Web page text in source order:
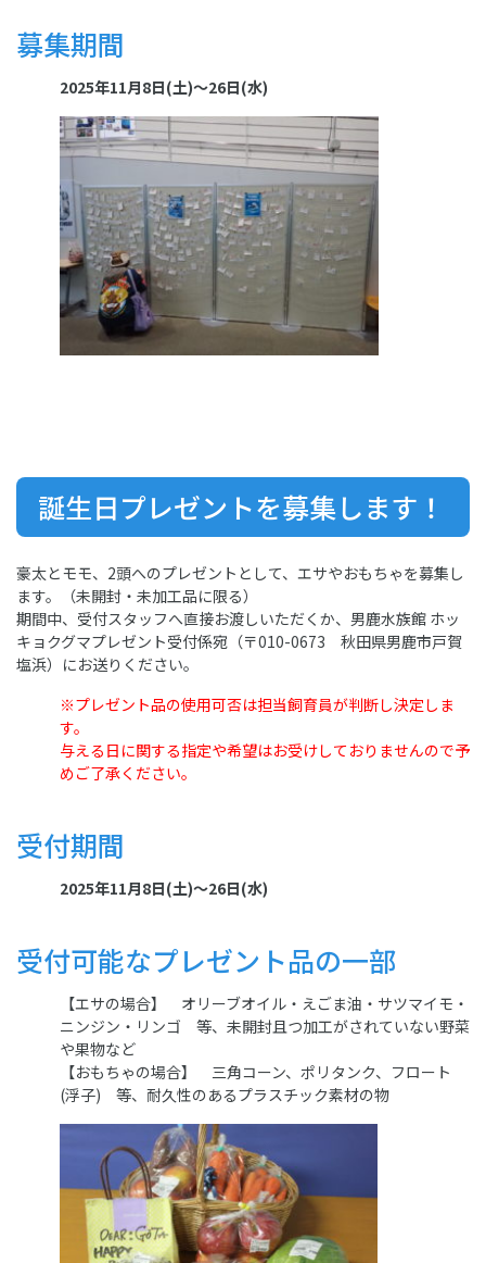
募集期間
2025年11月8日(土)～26日(水)
誕生日プレゼントを募集します！
豪太とモモ、2頭へのプレゼントとして、エサやおもちゃを募集し
ます。（未開封・未加工品に限る）
期間中、受付スタッフへ直接お渡しいただくか、男鹿水族館 ホッ
キョクグマプレゼント受付係宛（〒010-0673 秋田県男鹿市戸賀
塩浜）にお送りください。
※プレゼント品の使用可否は担当飼育員が判断し決定しま
す。
与える日に関する指定や希望はお受けしておりませんので予
めご了承ください。
受付期間
2025年11月8日(土)～26日(水)
受付可能なプレゼント品の一部
【エサの場合】 オリーブオイル・えごま油・サツマイモ・
ニンジン・リンゴ 等、未開封且つ加工がされていない野菜
や果物など
【おもちゃの場合】 三角コーン、ポリタンク、フロート
(浮子) 等、耐久性のあるプラスチック素材の物